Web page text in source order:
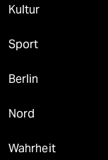
Kultur
Sport
Berlin
Nord
Wahrheit